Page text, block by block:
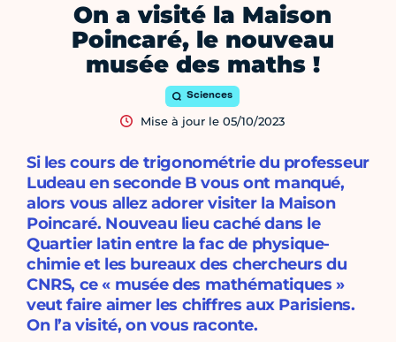
On a visité la Maison
Poincaré, le nouveau
musée des maths !
Sciences
Mise à jour le 05/10/2023
Si les cours de trigonométrie du professeur
Ludeau en seconde B vous ont manqué,
alors vous allez adorer visiter la Maison
Poincaré. Nouveau lieu caché dans le
Quartier latin entre la fac de physique-
chimie et les bureaux des chercheurs du
CNRS, ce « musée des mathématiques »
veut faire aimer les chiffres aux Parisiens.
On l’a visité, on vous raconte.